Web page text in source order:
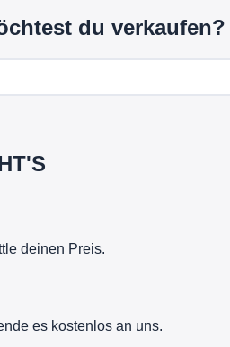
du verkaufen?
deinen Preis.
es kostenlos an uns.